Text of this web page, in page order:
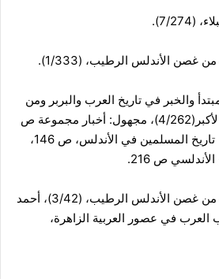
والخبر في تاريخ العرب والبربر ومن
عاصرهم من ذوي الشأن الأكبر(4/262)، مجهول: أخبار مجموعة ص
65، محمد سهيل طقوش: تاريخ المسلمين في الأندلس، ص 146،
ص 216.
([7]) المقرى: نفح الطيب من غصن الأندلس الرطيب، (3/42)، أحمد
في عصور العربية الزاهرة،